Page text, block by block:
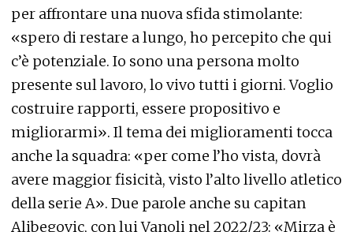
per affrontare una nuova sfida stimolante:
«spero di restare a lungo, ho percepito che qui
c’è potenziale. Io sono una persona molto
presente sul lavoro, lo vivo tutti i giorni. Voglio
costruire rapporti, essere propositivo e
migliorarmi». Il tema dei miglioramenti tocca
anche la squadra: «per come l’ho vista, dovrà
avere maggior fisicità, visto l’alto livello atletico
della serie A». Due parole anche su capitan
Alibegovic, con lui Vanoli nel 2022/23: «Mirza è